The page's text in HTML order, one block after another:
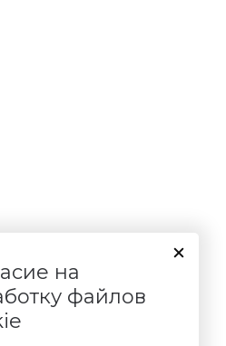
на
файлов